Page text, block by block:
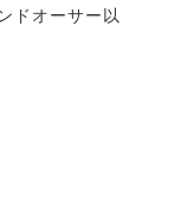
ドオーサー以